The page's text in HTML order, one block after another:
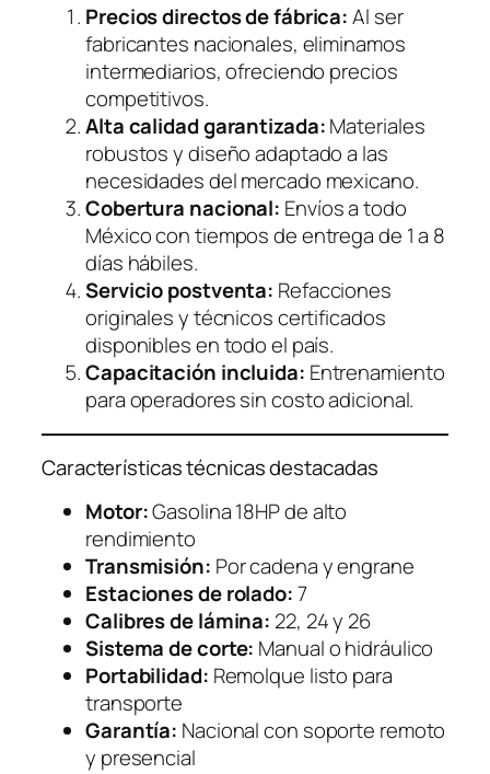
Precios directos de fábrica:Al ser
fabricantes nacionales, eliminamos
intermediarios, ofreciendo precios
competitivos.
Alta calidad garantizada:Materiales
robustos y diseño adaptado a las
necesidades del mercado mexicano.
Cobertura nacional: Envíos a todo
México con tiempos de entrega de 1 a 8
días hábiles.
Servicio postventa: Refacciones
originales y técnicos certificados
disponibles en todo el país.
Capacitación incluida: Entrenamiento
para operadores sin costo adicional.
Características técnicas destacadas
Motor:Gasolina 18HP de alto
rendimiento
Transmisión: Por cadena y engrane
Estaciones de rolado:7
Calibres de lámina: 22, 24 y 26
Sistema de corte: Manual o hidráulico
Portabilidad: Remolque listo para
transporte
Garantía: Nacional con soporte remoto
y presencial